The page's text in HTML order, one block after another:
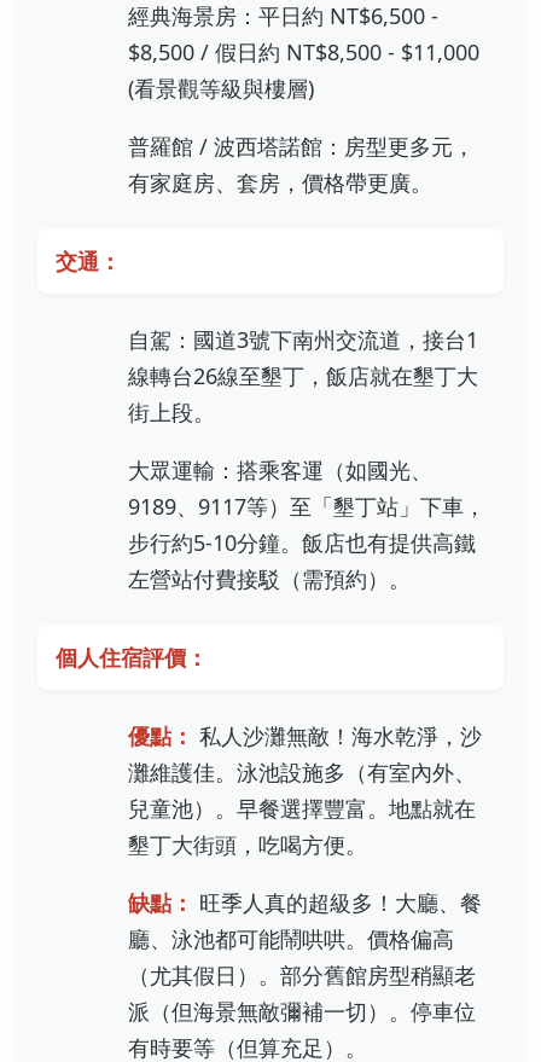
經典海景房：平日約 NT$6,500 -
$8,500 / 假日約 NT$8,500 - $11,000
(看景觀等級與樓層)
普羅館 / 波西塔諾館：房型更多元，
有家庭房、套房，價格帶更廣。
交通：
自駕：國道3號下南州交流道，接台1
線轉台26線至墾丁，飯店就在墾丁大
街上段。
大眾運輸：搭乘客運（如國光、
9189、9117等）至「墾丁站」下車，
步行約5-10分鐘。飯店也有提供高鐵
左營站付費接駁（需預約）。
個人住宿評價：
優點： 私人沙灘無敵！海水乾淨，沙
灘維護佳。泳池設施多（有室內外、
兒童池）。早餐選擇豐富。地點就在
墾丁大街頭，吃喝方便。
缺點： 旺季人真的超級多！大廳、餐
廳、泳池都可能鬧哄哄。價格偏高
（尤其假日）。部分舊館房型稍顯老
派（但海景無敵彌補一切）。停車位
有時要等（但算充足）。